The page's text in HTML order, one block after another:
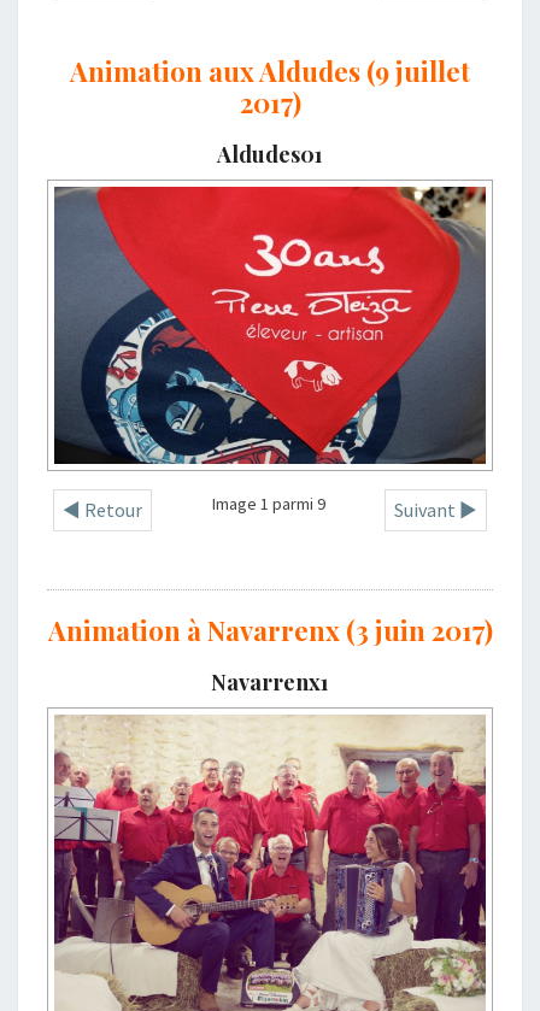
Animation aux Aldudes (9 juillet
2017)
Aldudes01
◄ Retour Suivant ►
Image 1 parmi 9
Animation à Navarrenx (3 juin 2017)
Navarrenx1